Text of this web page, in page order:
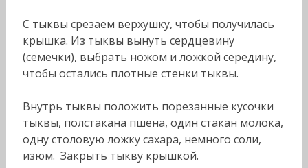
С тыквы срезаем верхушку, чтобы получилась
крышка. Из тыквы вынуть сердцевину
(семечки), выбрать ножом и ложкой середину,
чтобы остались плотные стенки тыквы.
Внутрь тыквы положить порезанные кусочки
тыквы, полстакана пшена, один стакан молока,
одну столовую ложку сахара, немного соли,
изюм. Закрыть тыкву крышкой.